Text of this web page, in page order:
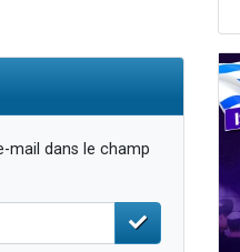
mail dans le champ